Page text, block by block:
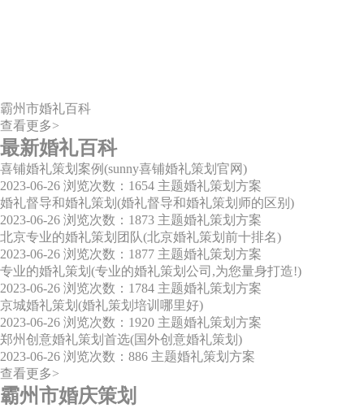
霸州市婚礼百科
查看更多>
最新婚礼百科
喜铺婚礼策划案例(sunny喜铺婚礼策划官网)
2023-06-26 浏览次数：1654 主题婚礼策划方案
婚礼督导和婚礼策划(婚礼督导和婚礼策划师的区别)
2023-06-26 浏览次数：1873 主题婚礼策划方案
北京专业的婚礼策划团队(北京婚礼策划前十排名)
2023-06-26 浏览次数：1877 主题婚礼策划方案
专业的婚礼策划(专业的婚礼策划公司,为您量身打造!)
2023-06-26 浏览次数：1784 主题婚礼策划方案
京城婚礼策划(婚礼策划培训哪里好)
2023-06-26 浏览次数：1920 主题婚礼策划方案
郑州创意婚礼策划首选(国外创意婚礼策划)
2023-06-26 浏览次数：886 主题婚礼策划方案
查看更多>
霸州市婚庆策划